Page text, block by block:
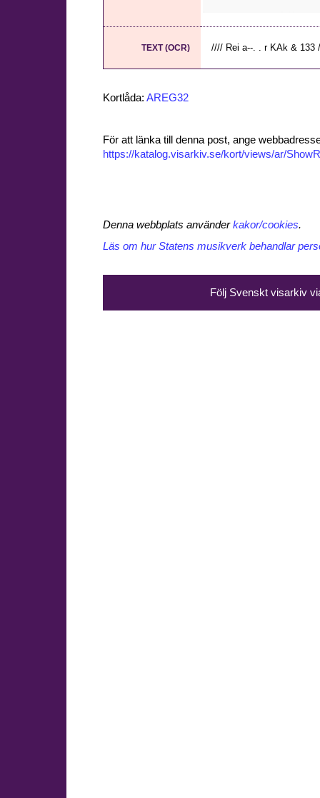
TEXT (OCR) //// Rei a--. . r KAk & 133
Kortlåda: AREG32
För att länka till denna post, ange
https://katalog.visarkiv.se/kort/views/ar/
Denna webbplats använderkakor/cookies.
Läs om hur Statens musikverk behandlar
Följ Svenskt visarkiv